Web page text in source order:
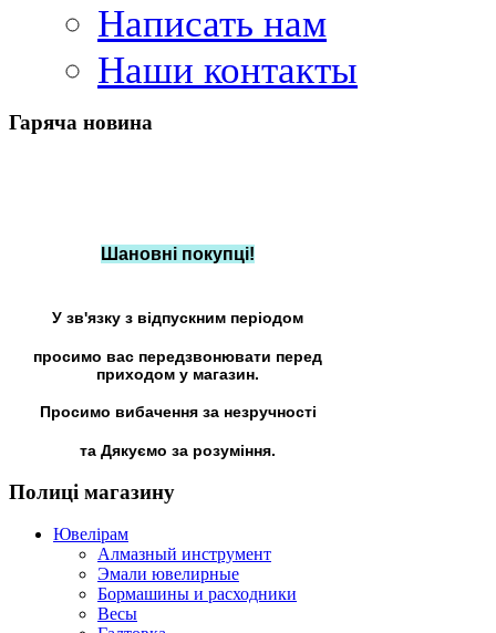
Написать нам
Наши контакты
Гаряча новина
Шановні покупці!
У зв'язку з відпускним періодом
просимо вас передзвонювати перед
приходом у магазин.
Просимо вибачення за незручності
та Дякуємо за розуміння.
Полиці магазину
Ювелірам
Алмазный инструмент
Эмали ювелирные
Бормашины и расходники
Весы